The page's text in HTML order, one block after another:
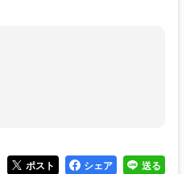
ポスト シェア 送る